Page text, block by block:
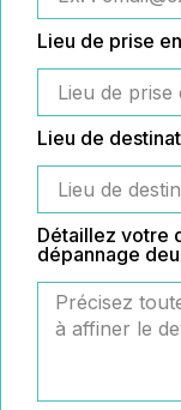
Lieu de prise
Lieu de
Détaillez votre
dépannage